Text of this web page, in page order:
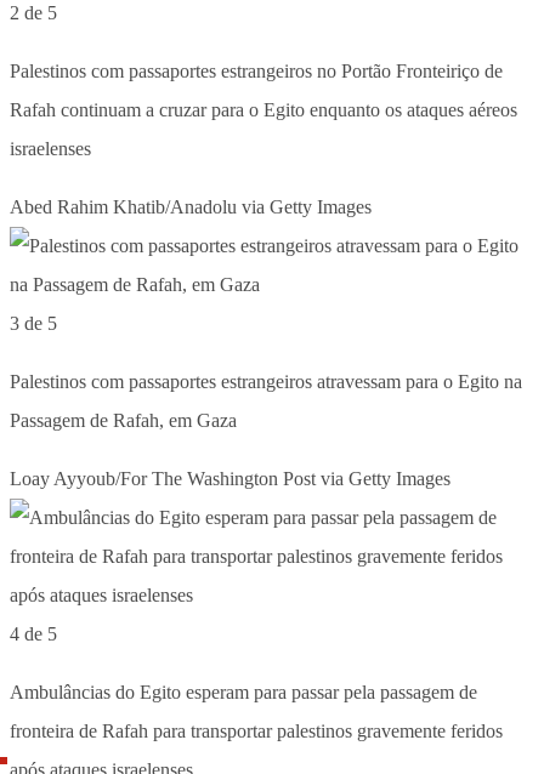
2 de 5
Palestinos com passaportes estrangeiros no Portão Fronteiriço de
Rafah continuam a cruzar para o Egito enquanto os ataques aéreos
israelenses
Abed Rahim Khatib/Anadolu via Getty Images
3 de 5
Palestinos com passaportes estrangeiros atravessam para o Egito na
Passagem de Rafah, em Gaza
Loay Ayyoub/For The Washington Post via Getty Images
4 de 5
Ambulâncias do Egito esperam para passar pela passagem de
fronteira de Rafah para transportar palestinos gravemente feridos
após ataques israelenses